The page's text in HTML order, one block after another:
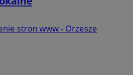
stron www - Orzesze